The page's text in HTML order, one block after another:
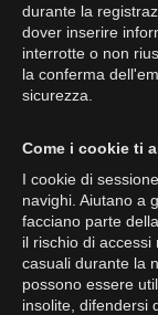
durante la
dover inserire
interrotte o non
la conferma
sicurezza.
Come i cookie ti
I cookie di
navighi. Aiutano a
facciano parte
il rischio di
casuali durante la
possono essere
insolite, difendersi